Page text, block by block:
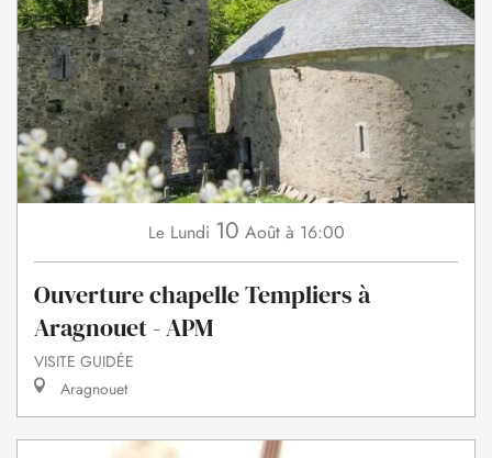
Le Lundi 10 Août à 16:00
Ouverture chapelle Templiers à
Aragnouet - APM
VISITE GUIDÉE
Aragnouet